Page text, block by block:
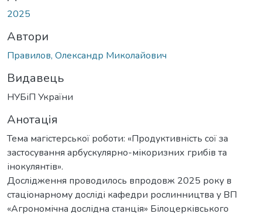
2025
Автори
Правилов, Олександр Миколайович
Видавець
НУБіП України
Анотація
Тема магістерської роботи: «Продуктивність сої за
застосування арбускулярно-мікоризних грибів та
інокулянтів».
Дослідження проводилось впродовж 2025 року в
стаціонарному досліді кафедри рослинництва у ВП
«Агрономічна дослідна станція» Білоцерківського